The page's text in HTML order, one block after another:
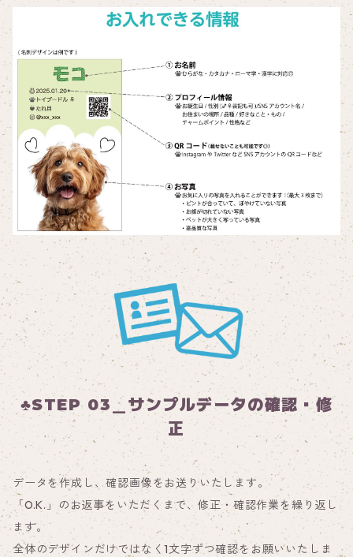
♣STEP 03＿サンプルデータの確認・修
正
データを作成し、確認画像をお送りいたします。
「O.K.」のお返事をいただくまで、修正・確認作業を繰り返し
ます。
全体のデザインだけではなく1文字ずつ確認をお願いいたしま